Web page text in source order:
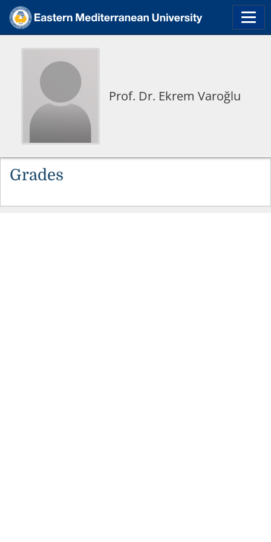
Prof. Dr. Ekrem Varoğlu
Grades